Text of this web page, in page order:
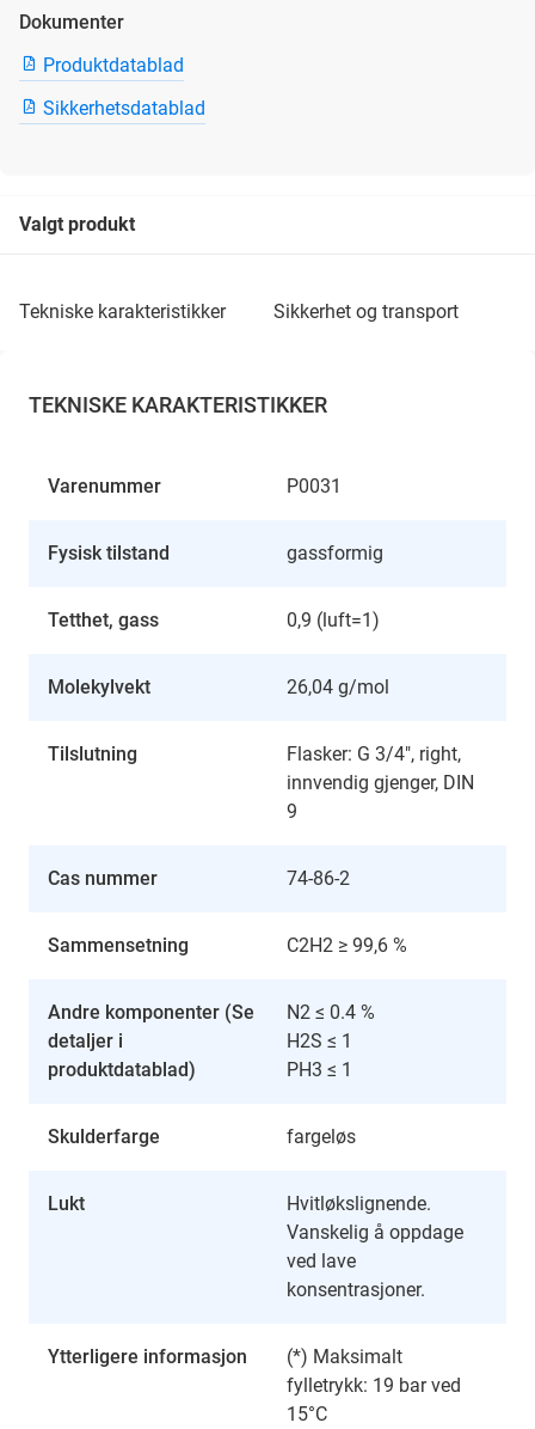
Dokumenter
Produktdatablad
Sikkerhetsdatablad
Valgt produkt
tekniske karakteristikker sikkerhet og transport
TEKNISKE KARAKTERISTIKKER
Varenummer P0031
Fysisk tilstand gassformig
Tetthet, gass 0,9 (luft=1)
Molekylvekt 26,04 g/mol
Tilslutning
Flasker: G 3/4", right,
innvendig gjenger, DIN
9
Cas nummer 74-86-2
Sammensetning C2H2 ≥ 99,6 %
Andre komponenter (Se
detaljer i
produktdatablad)
N2 ≤ 0.4 %
H2S ≤ 1
PH3 ≤ 1
Skulderfarge fargeløs
Lukt
Hvitløkslignende.
Vanskelig å oppdage
ved lave
konsentrasjoner.
Ytterligere informasjon
(*) Maksimalt
fylletrykk: 19 bar ved
15°C